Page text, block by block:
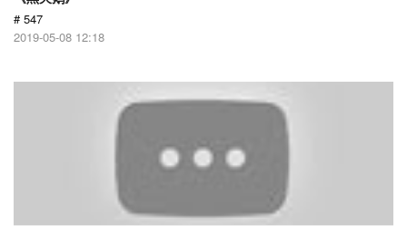
# 547
2019-05-08 12:18